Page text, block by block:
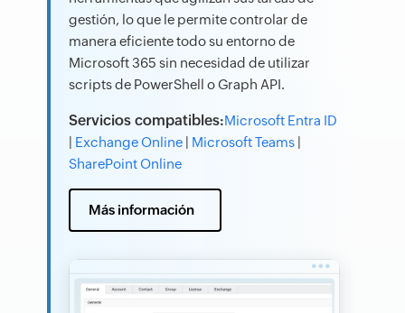
gestión, lo que le permite controlar de
manera eficiente todo su entorno de
Microsoft 365 sin necesidad de utilizar
scripts de PowerShell o Graph API.
Servicios compatibles:Microsoft Entra ID
Exchange Online Microsoft Teams
SharePoint Online
Más información